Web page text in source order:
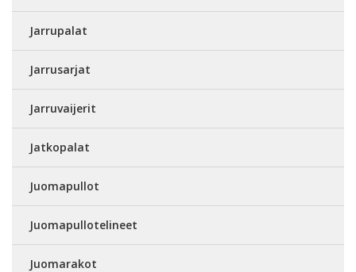
Jarrupalat
Jarrusarjat
Jarruvaijerit
Jatkopalat
Juomapullot
Juomapullotelineet
Juomarakot